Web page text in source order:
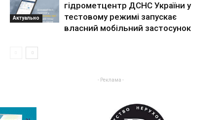
Актуально
гідрометцентр ДСНС України у
тестовому режимі запускає
власний мобільний застосунок
- Реклама -